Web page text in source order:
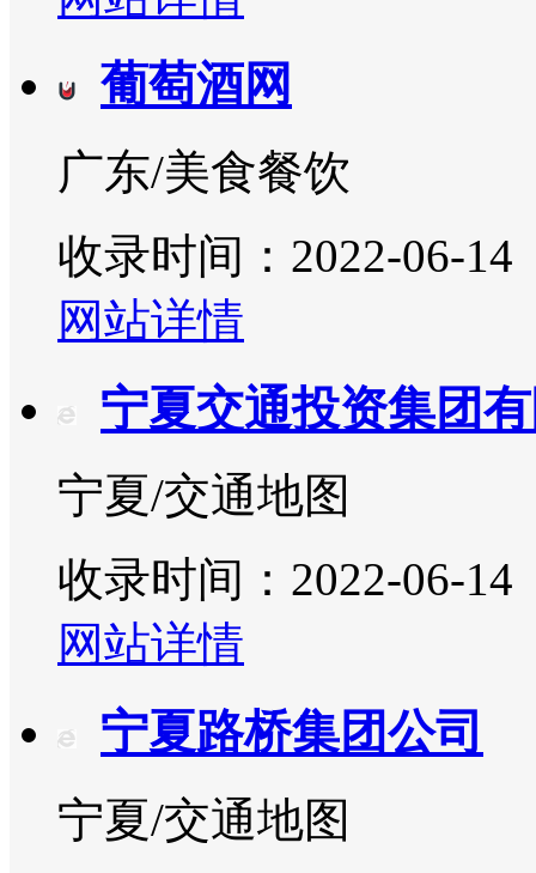
葡萄酒网
广东/美食餐饮
收录时间：2022-06-14
网站详情
宁夏交通投资集团
宁夏/交通地图
收录时间：2022-06-14
网站详情
宁夏路桥集团公司
宁夏/交通地图